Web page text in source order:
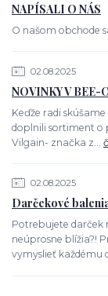
NAPÍSALI O NÁS
O našom obchode
02.08.2025
NOVINKY V BEE-
Keďže radi
doplnili sortiment o
Vilgain- značka z...
02.08.2025
Darčekové
Potrebujete darček
neúprosne blížia?!
vymyslieť každému